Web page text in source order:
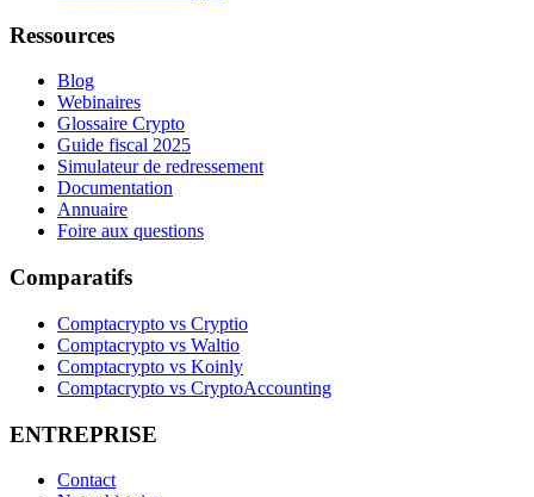
Ressources
Blog
Webinaires
Glossaire Crypto
Guide fiscal 2025
Simulateur de redressement
Documentation
Annuaire
Foire aux questions
Comparatifs
Comptacrypto vs Cryptio
Comptacrypto vs Waltio
Comptacrypto vs Koinly
Comptacrypto vs CryptoAccounting
ENTREPRISE
Contact